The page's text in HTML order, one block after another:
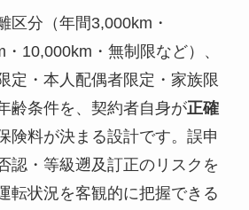
区分（年間3,000km・
10,000km・無制限など）、
定・本人配偶者限定・家族限
齢条件を、契約者自身が正確
険料が決まる設計です。誤申
認・等級遡及訂正のリスクを
転状況を客観的に把握できる